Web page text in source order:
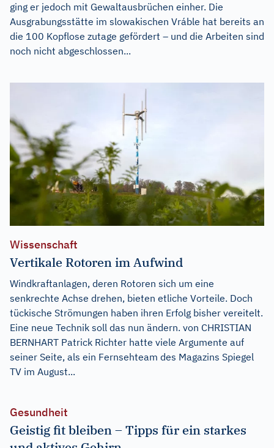
ging er jedoch mit Gewaltausbrüchen einher. Die
Ausgrabungsstätte im slowakischen Vráble hat bereits an
die 100 Kopflose zutage gefördert – und die Arbeiten sind
noch nicht abgeschlossen...
Wissenschaft
Vertikale Rotoren im Aufwind
Windkraftanlagen, deren Rotoren sich um eine
senkrechte Achse drehen, bieten etliche Vorteile. Doch
tückische Strömungen haben ihren Erfolg bisher vereitelt.
Eine neue Technik soll das nun ändern. von CHRISTIAN
BERNHART Patrick Richter hatte viele Argumente auf
seiner Seite, als ein Fernsehteam des Magazins Spiegel
TV im August...
Gesundheit
Geistig fit bleiben – Tipps für ein starkes